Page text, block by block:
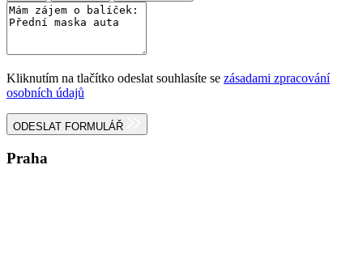
Kliknutím na tlačítko odeslat souhlasíte se zásadami zpracování
osobních údajů
ODESLAT FORMULÁŘ
Praha